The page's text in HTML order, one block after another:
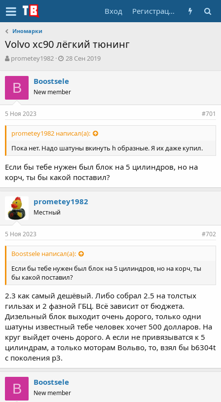
Вход Регистрация
Иномарки
Volvo xc90 лёгкий тюнинг
А
т
о
р
т
е
ы
prometey1982
Д
а
н
л
а
28 Сен 2019
B Boostsele
New member
5 Ноя 2023 #701
prometey1982 написал(а):
Пока нет. Надо шатуны вкинуть h образные. Я их даже купил.
Если бы тебе нужен был блок на 5 цилиндров, но на
корч, ты бы какой поставил?
prometey1982
Местный
5 Ноя 2023 #702
Boostsele написал(а):
Если бы тебе нужен был блок на 5 цилиндров, но на корч, ты
бы какой поставил?
2.3 как самый дешёвый. Либо собрал 2.5 на толстых
гильзах и 2 фазной ГБЦ. Всё зависит от бюджета.
Дизельный блок выходит очень дорого, только одни
шатуны известный тебе человек хочет 500 долларов. На
круг выйдет очень дорого. А если не привязыватся к 5
цилиндрам, а только моторам Вольво, то, взял бы b6304t
с поколения p3.
B Boostsele
New member